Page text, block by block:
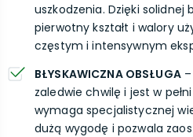
uszkodzenia. Dzięki
pierwotny kształt i walory
częstym i intensywnym
BŁYSKAWICZNA OBSŁUGA–
zaledwie chwilę i jest w
wymaga specjalistycznej
dużą wygodę i pozwala